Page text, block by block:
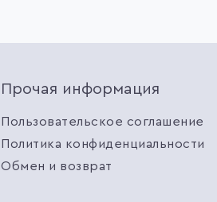
Прочая информация
Пользовательское соглашение
Политика конфиденциальности
Обмен и возврат